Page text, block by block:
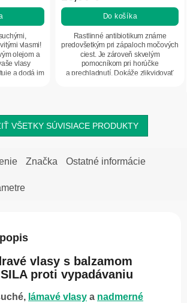
vlasmi!
olejom a
vlasy
a dodá im
je
5,0
5
hviezdičiek.
Do košíka
Rastlinné antibiotikum známe
predovšetkým pri zápaloch močových
ciest. Je zároveň skvelým
pomocníkom pri horúčke
a prechladnutí. Dokáže zlikvidovať
VŠETKY SÚVISIACE PRODUKTY
Značka Ostatné informácie
vlasy s balzamom
proti vypadávaniu
lámavé vlasy a nadmerné